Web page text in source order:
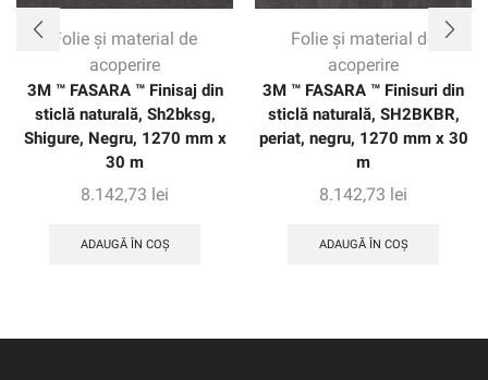
Folie și material de
acoperire
3M ™ FASARA ™ Finisaj din
sticlă naturală, Sh2bksg,
Shigure, Negru, 1270 mm x
30 m
8.142,73 lei
ADAUGĂ ÎN COȘ
Folie și material de
acoperire
3M ™ FASARA ™ Finisuri din
sticlă naturală, SH2BKBR,
periat, negru, 1270 mm x 30
m
8.142,73 lei
ADAUGĂ ÎN COȘ